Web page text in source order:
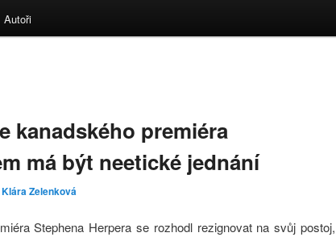
Autoři
kanadského premiéra
má být neetické jednání
Klára Zelenková
Stephena Herpera se rozhodl rezignovat na svůj postoj,